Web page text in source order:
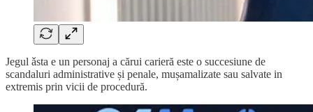
Jegul ǎsta e un personaj a cărui carieră este o succesiune de
scandaluri administrative și penale, mușamalizate sau salvate in
extremis prin vicii de procedură.